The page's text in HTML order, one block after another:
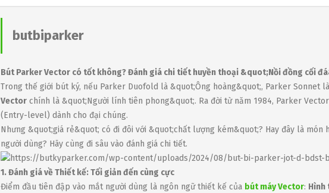
butbiparker
Bút Parker Vector có tốt không? Đánh giá chi tiết huyền thoại &quot;Nồi đồng cối
Trong thế giới bút ký, nếu Parker Duofold là &quot;Ông hoàng&quot;, Parker Sonnet
Vector chính là &quot;Người lính tiên phong&quot;. Ra đời từ năm 1984, Parker
(Entry-level) dành cho đại chúng.
Nhưng &quot;giá rẻ&quot; có đi đôi với &quot;chất lượng kém&quot;? Hay đây là món
người dùng? Hãy cùng đi sâu vào đánh giá chi tiết.
1. Đánh giá về Thiết kế: Tối giản đến cùng cực
Điểm đầu tiên đập vào mắt người dùng là ngôn ngữ thiết kế của bút máy Vector: Hình